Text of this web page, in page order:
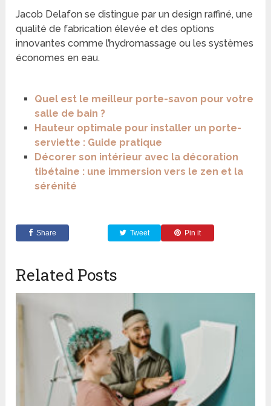
Jacob Delafon se distingue par un design raffiné, une
qualité de fabrication élevée et des options
innovantes comme l’hydromassage ou les systèmes
économes en eau.
Quel est le meilleur porte-savon pour votre
salle de bain ?
Hauteur optimale pour installer un porte-
serviette : Guide pratique
Décorer son intérieur avec la décoration
tibétaine : une immersion vers le zen et la
sérénité
Share Tweet Pin it
Related Posts